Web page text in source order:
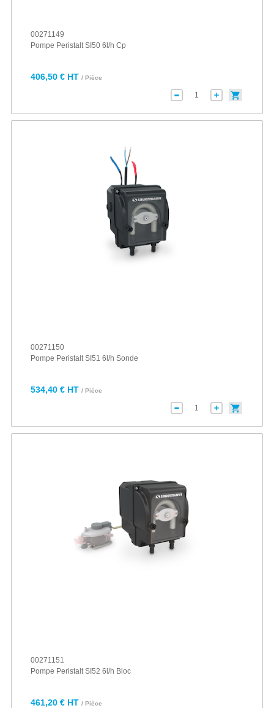
00271149
Pompe Peristalt SI50 6l/h Cp
406,50 € HT / Pièce
00271150
Pompe Peristalt SI51 6l/h Sonde
534,40 € HT / Pièce
00271151
Pompe Peristalt SI52 6l/h Bloc
461,20 € HT / Pièce